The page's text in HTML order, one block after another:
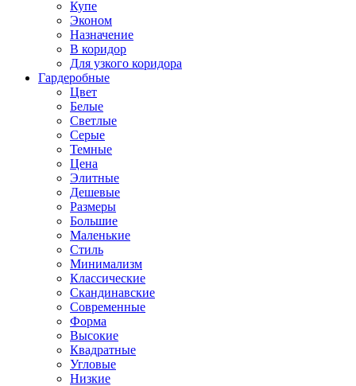
Купе
Эконом
Назначение
В коридор
Для узкого коридора
Гардеробные
Цвет
Белые
Светлые
Серые
Темные
Цена
Элитные
Дешевые
Размеры
Большие
Маленькие
Стиль
Минимализм
Классические
Скандинавские
Современные
Форма
Высокие
Квадратные
Угловые
Низкие